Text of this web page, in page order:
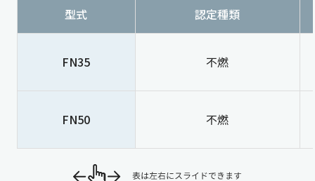
型式 認定種類
FN35 不燃
FN50 不燃